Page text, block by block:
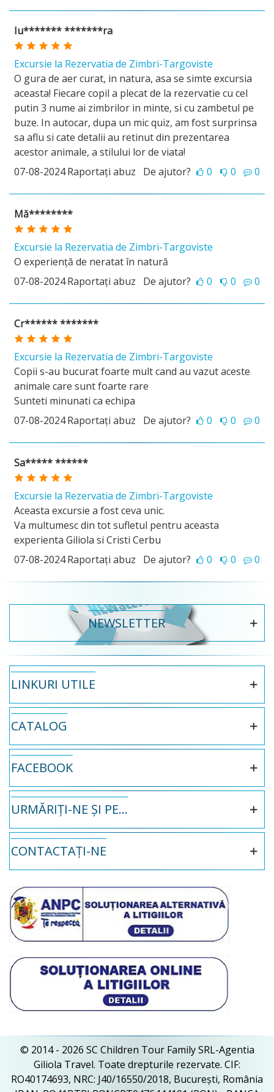
Iu******* *******ra
Excursie la Rezervatia de Zimbri-Targoviste
O gura de aer curat, in natura, asa se simte excursia
aceasta! Fiecare copil a plecat de la rezervatie cu cel
putin 3 nume ai zimbrilor in minte, si cu zambetul pe
buze. In autocar, dupa un mic quiz, am fost surprinsa
sa aflu si cate detalii au retinut din prezentarea
acestor animale, a stilului lor de viata!
07-08-2024Raportați abuz De ajutor? 0 0 0
Mă********
Excursie la Rezervatia de Zimbri-Targoviste
O experiență de neratat în natură
07-08-2024Raportați abuz De ajutor? 0 0 0
Cr****** *******
Excursie la Rezervatia de Zimbri-Targoviste
Copii s-au bucurat foarte mult cand au vazut aceste
animale care sunt foarte rare
Sunteti minunati ca echipa
07-08-2024Raportați abuz De ajutor? 0 0 0
Sa***** ******
Excursie la Rezervatia de Zimbri-Targoviste
Aceasta excursie a fost ceva unic.
Va multumesc din tot sufletul pentru aceasta
experienta Giliola si Cristi Cerbu
07-08-2024Raportați abuz De ajutor? 0 0 0
NEWSLETTER
LINKURI UTILE
CATALOG
FACEBOOK
URMĂRIȚI-NE ȘI PE...
CONTACTAȚI-NE
© 2014 - 2026 SC Children Tour Family SRL-Agentia
Giliola Travel. Toate drepturile rezervate. CIF:
RO40174693, NRC: J40/16550/2018, București, România